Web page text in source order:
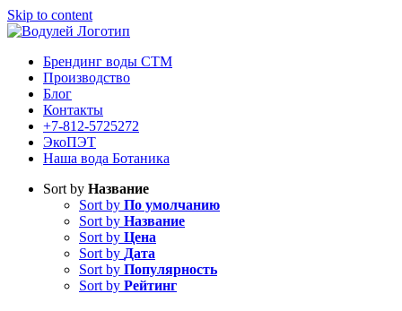
Skip to content
Брендинг воды СТМ
Производство
Блог
Контакты
+7-812-5725272
ЭкоПЭТ
Наша вода Ботаника
Sort by Название
Sort by По умолчанию
Sort by Название
Sort by Цена
Sort by Дата
Sort by Популярность
Sort by Рейтинг